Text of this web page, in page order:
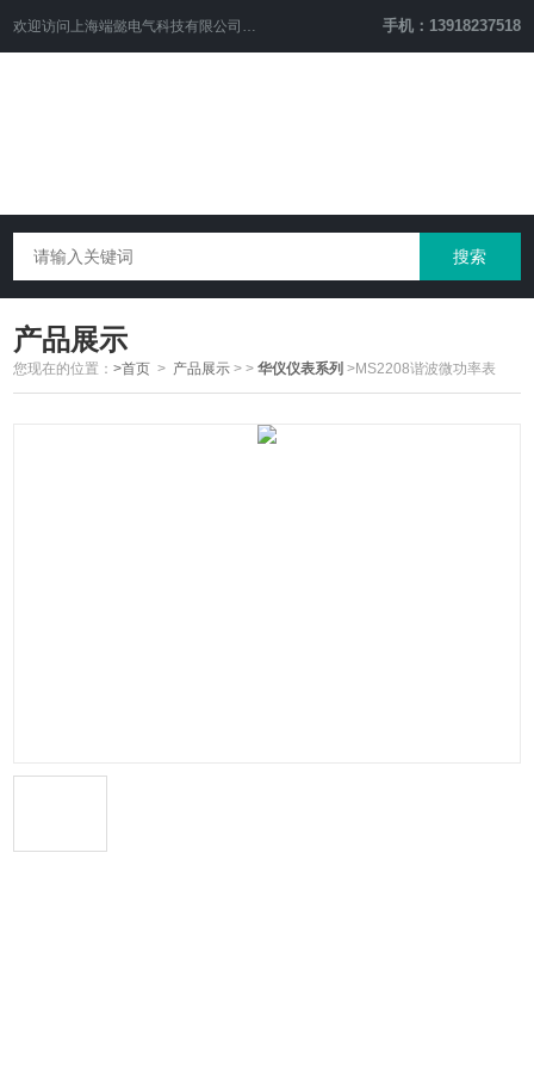
欢迎访问 上海端懿电气科技有限公司 网站！ 手机：13918237518
产品展示
您现在的位置：>首页 > 产品展示 >>华仪仪表系列 >MS2208谐波微功率表